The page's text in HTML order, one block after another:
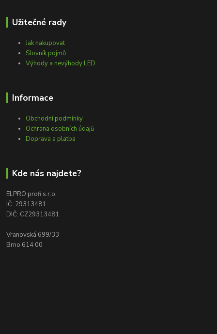
Užitečné rady
Jak nakupovat
Slovník pojmů
Výhody a nevýhody LED
Informace
Obchodní podmínky
Ochrana osobních údajů
Doprava a platba
Kde nás najdete?
ELPRO profi s.r.o.
IČ: 29313481
DIČ: CZ29313481
Vranovská 699/33
Brno 614 00